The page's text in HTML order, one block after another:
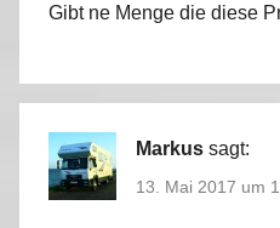
Gibt ne Menge die diese
Markus sagt:
13. Mai 2017 um